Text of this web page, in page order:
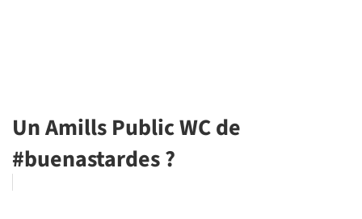
Un Amills Public WC de
#buenastardes ?